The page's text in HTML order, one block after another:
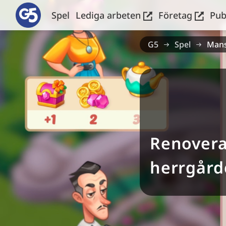
Spel Lediga arbeten Företag
G5 Spel
Renovera